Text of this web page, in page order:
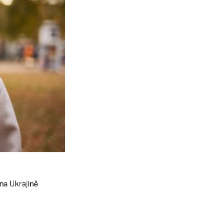
Ukrajině